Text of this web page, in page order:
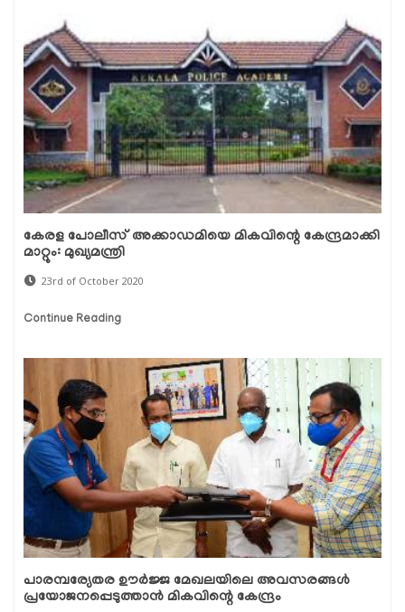
കേരള പോലീസ് അക്കാഡമിയെ മികവിന്റെ കേന്ദ്രമാക്കി
മാറ്റും: മുഖ്യമന്ത്രി
23rd of October 2020
Continue Reading
പാരമ്പര്യേതര ഊര്‍ജ്ജ മേഖലയിലെ അവസരങ്ങള്‍
പ്രയോജനപ്പെടുത്താന്‍ മികവിന്റെ കേന്ദ്രം